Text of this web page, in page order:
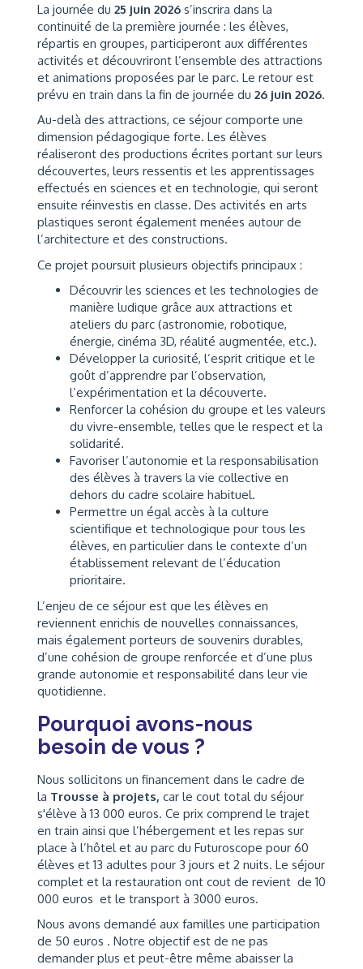
La journée du 25 juin 2026 s’inscrira dans la
continuité de la première journée : les élèves,
répartis en groupes, participeront aux différentes
activités et découvriront l’ensemble des attractions
et animations proposées par le parc. Le retour est
prévu en train dans la fin de journée du 26 juin 2026.
Au-delà des attractions, ce séjour comporte une
dimension pédagogique forte. Les élèves
réaliseront des productions écrites portant sur leurs
découvertes, leurs ressentis et les apprentissages
effectués en sciences et en technologie, qui seront
ensuite réinvestis en classe. Des activités en arts
plastiques seront également menées autour de
l’architecture et des constructions.
Ce projet poursuit plusieurs objectifs principaux :
Découvrir les sciences et les technologies de
manière ludique grâce aux attractions et
ateliers du parc (astronomie, robotique,
énergie, cinéma 3D, réalité augmentée, etc.).
Développer la curiosité, l’esprit critique et le
goût d’apprendre par l’observation,
l’expérimentation et la découverte.
Renforcer la cohésion du groupe et les valeurs
du vivre-ensemble, telles que le respect et la
solidarité.
Favoriser l’autonomie et la responsabilisation
des élèves à travers la vie collective en
dehors du cadre scolaire habituel.
Permettre un égal accès à la culture
scientifique et technologique pour tous les
élèves, en particulier dans le contexte d’un
établissement relevant de l’éducation
prioritaire.
L’enjeu de ce séjour est que les élèves en
reviennent enrichis de nouvelles connaissances,
mais également porteurs de souvenirs durables,
d’une cohésion de groupe renforcée et d’une plus
grande autonomie et responsabilité dans leur vie
quotidienne.
Pourquoi avons-nous
besoin de vous ?
Nous sollicitons un financement dans le cadre de
la Trousse à projets, car le cout total du séjour
s'élève à 13 000 euros. Ce prix comprend le trajet
en train ainsi que l’hébergement et les repas sur
place à l’hôtel et au parc du Futuroscope pour 60
élèves et 13 adultes pour 3 jours et 2 nuits. Le séjour
complet et la restauration ont cout de revient de 10
000 euros et le transport à 3000 euros.
Nous avons demandé aux familles une participation
de 50 euros . Notre objectif est de ne pas
demander plus et peut-être même abaisser la